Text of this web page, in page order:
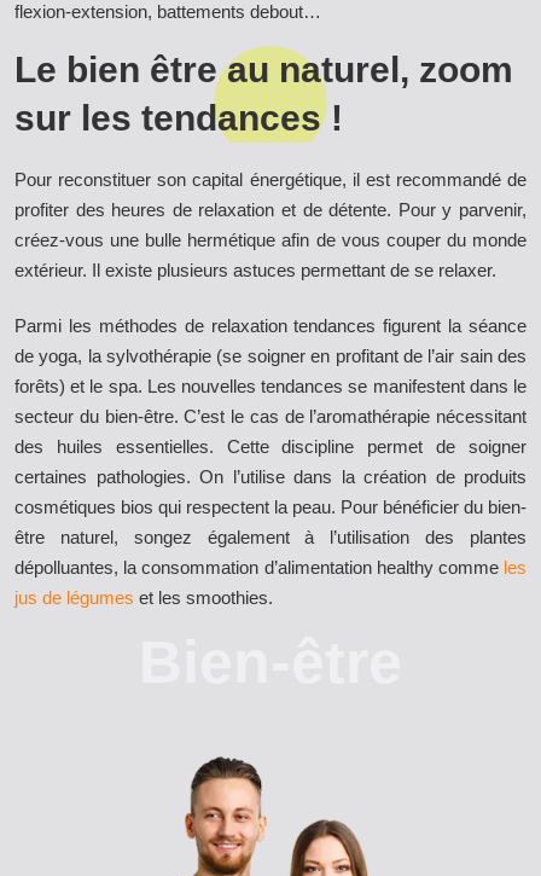
flexion-extension, battements debout…
Le bien être au naturel, zoom
sur les tendances !
Pour reconstituer son capital énergétique, il est recommandé de
profiter des heures de relaxation et de détente. Pour y parvenir,
créez-vous une bulle hermétique afin de vous couper du monde
extérieur. Il existe plusieurs astuces permettant de se relaxer.
Parmi les méthodes de relaxation tendances figurent la séance
de yoga, la sylvothérapie (se soigner en profitant de l’air sain des
forêts) et le spa. Les nouvelles tendances se manifestent dans le
secteur du bien-être. C’est le cas de l’aromathérapie nécessitant
des huiles essentielles. Cette discipline permet de soigner
certaines pathologies. On l’utilise dans la création de produits
cosmétiques bios qui respectent la peau. Pour bénéficier du bien-
être naturel, songez également à l’utilisation des plantes
dépolluantes, la consommation d’alimentation healthy comme les
jus de légumes et les smoothies.